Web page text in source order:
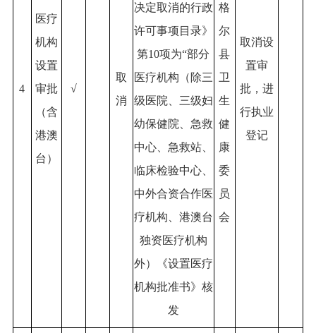
4
医疗
机构
设置
审批
（含
港澳
台）
√
取
消
决定取消的行政
许可事项目录》
第10项为“部分
医疗机构（除三
级医院、三级妇
幼保健院、急救
中心、急救站、
临床检验中心、
中外合资合作医
疗机构、港澳台
独资医疗机构
外）《设置医疗
机构批准书》核
发
格
尔
县
卫
生
健
康
委
员
会
取消设
置审
批，进
行执业
登记